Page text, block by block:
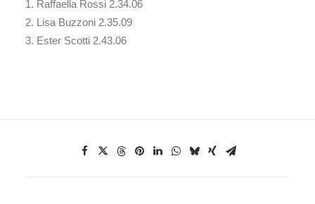
1. Raffaella Rossi 2.34.06
2. Lisa Buzzoni 2.35.09
3. Ester Scotti 2.43.06